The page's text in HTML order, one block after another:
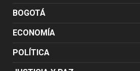
BOGOTÁ
ECONOMÍA
POLÍTICA